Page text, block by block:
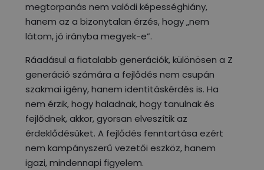
megtorpanás nem valódi képességhiány,
hanem az a bizonytalan érzés, hogy „nem
látom, jó irányba megyek-e”.
Ráadásul a fiatalabb generációk, különösen a Z
generáció számára a fejlődés nem csupán
szakmai igény, hanem identitáskérdés is. Ha
nem érzik, hogy haladnak, hogy tanulnak és
fejlődnek, akkor, gyorsan elveszítik az
érdeklődésüket. A fejlődés fenntartása ezért
nem kampányszerű vezetői eszköz, hanem
igazi, mindennapi figyelem.